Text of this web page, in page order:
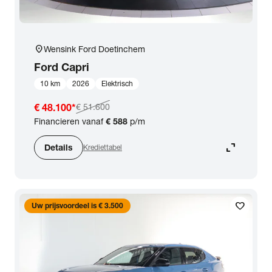
location_onWensink Ford Doetinchem
Ford Capri
10 km 2026 Elektrisch
€ 48.100*€ 51.600
Financieren vanaf€ 588 p/m
Details Krediettabel expand_content
favorite
Uw prijsvoordeel is € 3.500